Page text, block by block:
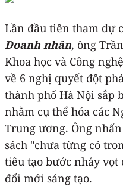
Lần đầu tiên tham dự
Doanh nhân, ông
Khoa học và Công
về 6 nghị quyết đột
thành phố Hà Nội sắp
nhằm cụ thể hóa các
Trung ương. Ông
sách "chưa từng có
tiêu tạo bước nhảy vọt
đổi mới sáng tạo.